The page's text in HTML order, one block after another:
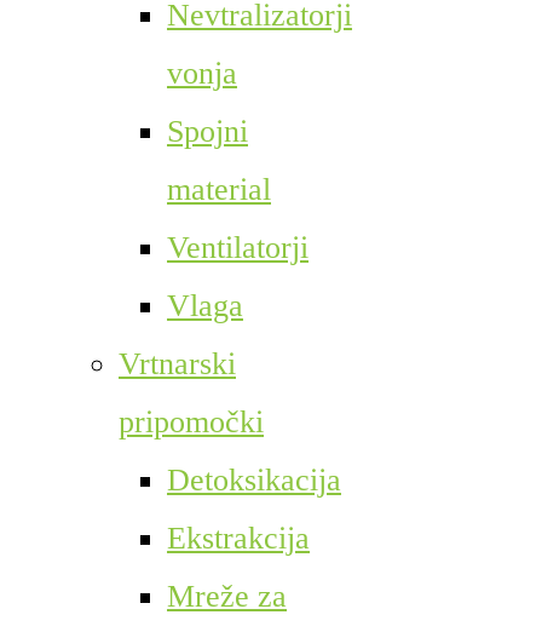
Nevtralizatorji
vonja
Spojni
material
Ventilatorji
Vlaga
Vrtnarski
pripomočki
Detoksikacija
Ekstrakcija
Mreže za